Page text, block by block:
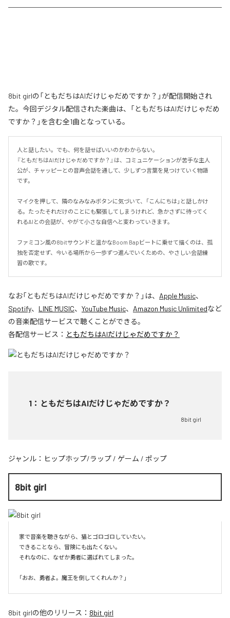
8bit girlの「ともだちはAIだけじゃだめですか？」が配信開始され
た。今回デジタル配信された楽曲は、「ともだちはAIだけじゃだめ
ですか？」を含む全1曲となっている。
人と話したい。でも、何を話せばいいのかわからない。
『ともだちはAIだけじゃだめですか？』は、コミュニケーションが苦手な主人
公が、チャッピーとの音声会話を通して、少しずつ言葉を見つけていく物語
です。
マイクを押して、隣のなみなみボタンに気づいて、「こんにちは」と話しかけ
る。たったそれだけのことにも緊張してしまうけれど、急かさずに待ってく
れるAIとの会話が、やがて小さな自信へと変わっていきます。
ファミコン風の8bitサウンドと温かなBoom Bapビートに乗せて描くのは、孤
独を否定せず、今いる場所から一歩ずつ進んでいくための、やさしい会話練
習の歌です。
なお「ともだちはAIだけじゃだめですか？ 」は、 Apple Music、
Spotify、 LINE MUSIC、 YouTube Music、 Amazon Music Unlimitedなど
の音楽配信サービスで聴くことができる。
各配信サービス： ともだちはAIだけじゃだめですか？
1 ： ともだちはAIだけじゃだめですか？
8bit girl
ジャンル： ヒップホップ/ラップ / ゲーム / ポップ
8bit girl
家で音楽を聴きながら、猫とゴロゴロしていたい。
できることなら、冒険にも出たくない。
それなのに、なぜか勇者に選ばれてしまった。
8bit girlの他のリリース： 8bit girl